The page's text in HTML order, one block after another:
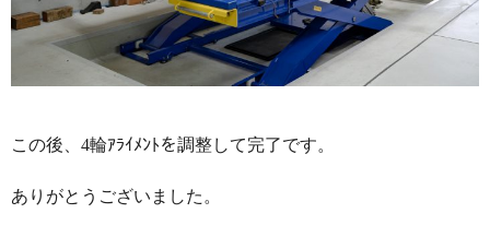
この後、4輪ｱﾗｲﾒﾝﾄを調整して完了です。
ありがとうございました。